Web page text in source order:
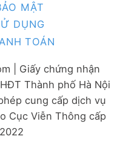
MẬT
DỤNG
TOÁN
| Giấy chứng nhận
Thành phố Hà Nội
cung cấp dịch vụ
Cục Viễn Thông cấp